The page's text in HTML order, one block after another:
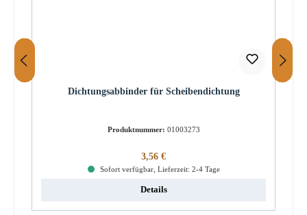
Dichtungsabbinder für Scheibendichtung
Produktnummer: 01003273
Regulärer Preis:
3,56 €
Sofort verfügbar, Lieferzeit: 2-4 Tage
Details